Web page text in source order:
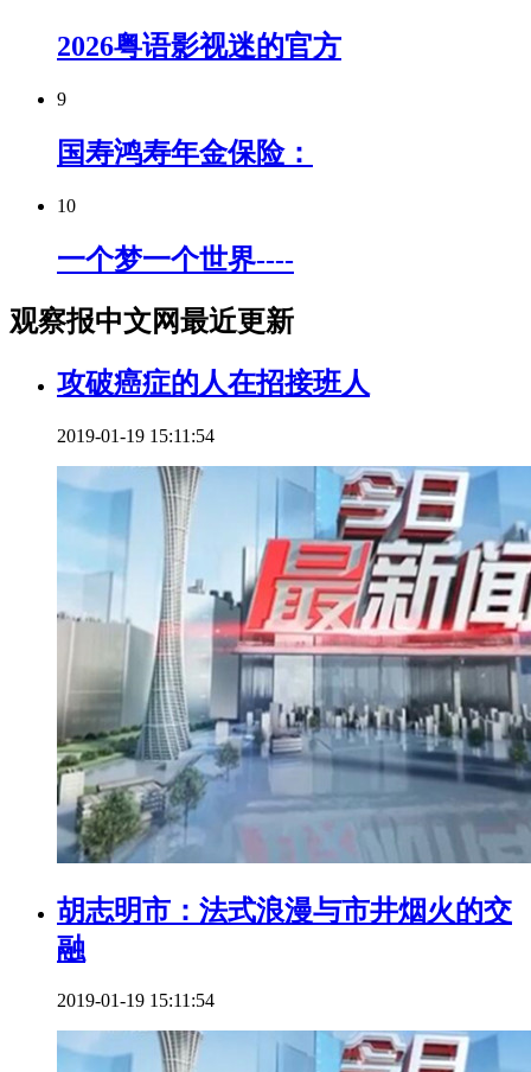
2026粤语影视迷的官方
9
国寿鸿寿年金保险：
10
一个梦一个世界----
观察报中文网最近更新
攻破癌症的人在招接班人
2019-01-19 15:11:54
胡志明市：法式浪漫与市井烟火的交
融
2019-01-19 15:11:54